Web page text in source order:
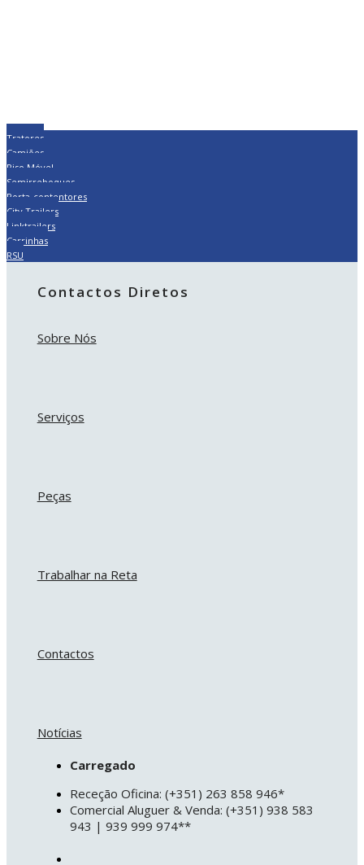
Tratores
Camiões
Piso Móvel
Semirreboques
Porta-contentores
City Trailers
Linktrailers
Carrinhas
RSU
Contactos Diretos
Sobre Nós
Serviços
Peças
Trabalhar na Reta
Contactos
Notícias
Carregado
Receção Oficina: (+351) 263 858 946*
Comercial Aluguer & Venda: (+351) 938 583
943 | 939 999 974**